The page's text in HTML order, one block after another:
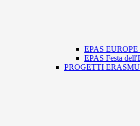
EPAS
EPAS Festa
PROGETTI